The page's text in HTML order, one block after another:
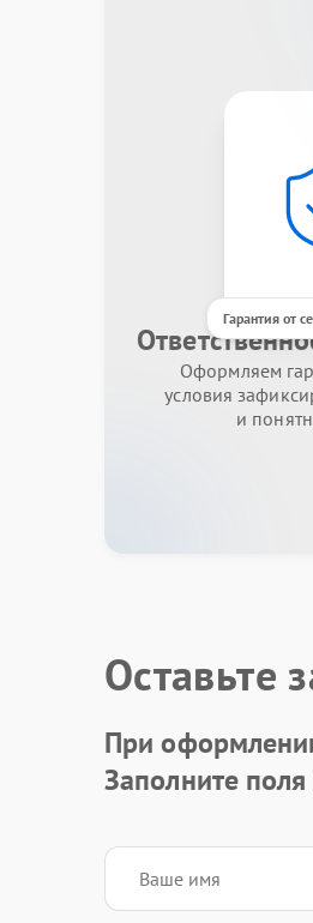
Гарантия от
Оформляем
условия
и
Оставьте
При
Заполните